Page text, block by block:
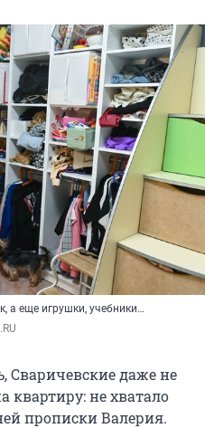
а еще игрушки, учебники…
Сваричевские даже не
квартиру: не хватало
прописки Валерия.